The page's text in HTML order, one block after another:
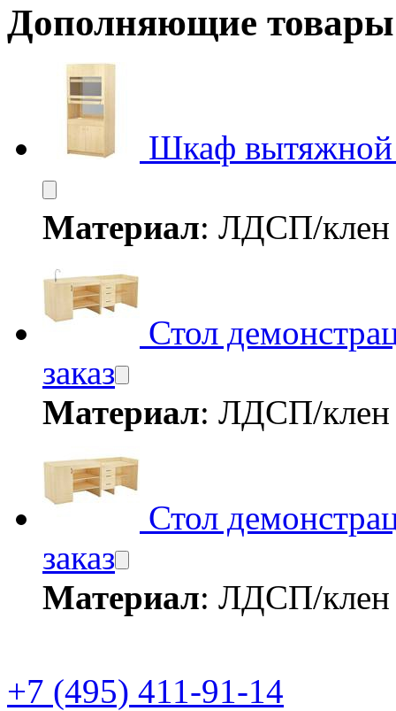
Дополняющие товары
Шкаф вытяжной
Материал: ЛДСП/
Стол
заказ
Материал: ЛДСП/
Стол
заказ
Материал: ЛДСП/
+7 (495) 411-91-14